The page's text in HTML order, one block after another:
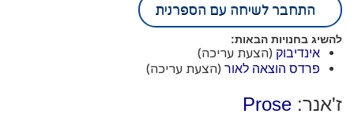
התחבר לשיחה עם הספרנית
להשיג בחנויות הבאות:
אינדיבוק (הצעת עריכה)
פרדס הוצאה לאור (הצעת עריכה)
ז'אנר: Prose